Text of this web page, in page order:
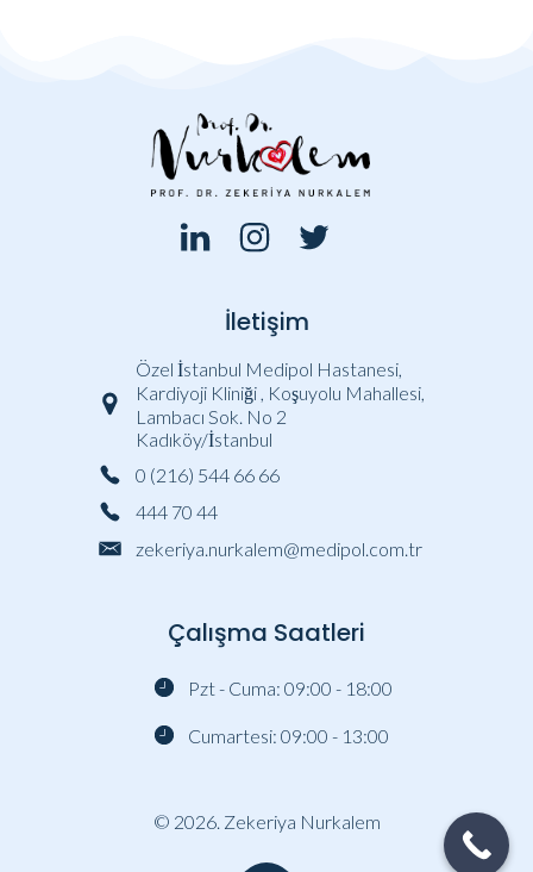
İletişim
Özel İstanbul Medipol Hastanesi,
Kardiyoji Kliniği , Koşuyolu Mahallesi,
Lambacı Sok. No 2
Kadıköy/İstanbul
0 (216) 544 66 66
444 70 44
zekeriya.nurkalem@medipol.com.tr
Çalışma Saatleri
Pzt - Cuma: 09:00 - 18:00
Cumartesi: 09:00 - 13:00
© 2026. Zekeriya Nurkalem